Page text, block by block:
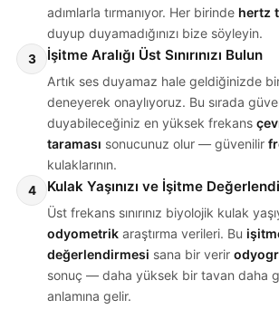
adımlarla tırmanıyor. Her birinde hertz
duyup duyamadığınızı bize söyleyin.
3 İşitme Aralığı Üst Sınırınızı Bulun
Artık ses duyamaz hale geldiğinizde
deneyerek onaylıyoruz. Bu sırada
duyabileceğiniz en yüksek frekans
taraması sonucunuz olur — güvenilir
kulaklarının.
4 Kulak Yaşınızı ve İşitme
Üst frekans sınırınız biyolojik kulak
odyometrik araştırma verileri. Bu
değerlendirmesi sana bir verir
sonuç — daha yüksek bir tavan daha
anlamına gelir.